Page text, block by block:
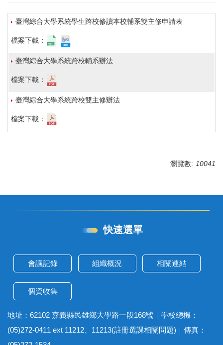
臺灣綜合大學系統學生跨校修讀本校輔系雙主修申請表
檔案下載：
臺灣綜合大學系統跨校輔系辦法
檔案下載：
臺灣綜合大學系統跨校雙主修辦法
檔案下載：
瀏覽數: 10041
快速選單
會議記錄 組織概況 相關連結
個資收集
地址：62102 嘉義縣民雄鄉大學路一段168號｜學校總機：
(05)272-0411 ext 11212、11213(註冊選課相關問題)｜傳真：